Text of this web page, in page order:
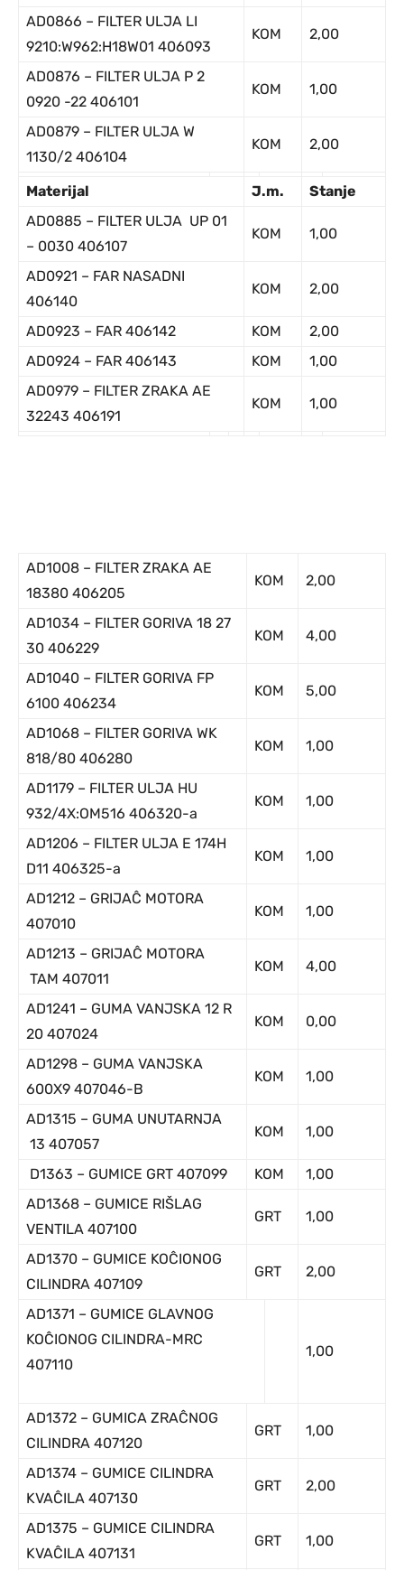
AD0866 – FILTER ULJA LI
9210:W962:H18W01 406093
KOM 2,00
AD0876 – FILTER ULJA P 2
0920 -22 406101
KOM 1,00
AD0879 – FILTER ULJA W
1130/2 406104
KOM 2,00
Materijal J.m.
Stanje
AD0885 – FILTER ULJA UP 01
– 0030 406107
KOM 1,00
AD0921 – FAR NASADNI
406140
KOM 2,00
AD0923 – FAR 406142 KOM
2,00
AD0924 – FAR 406143
KOM
1,00
AD0979 – FILTER ZRAKA AE
32243 406191
KOM 1,00
AD1008 – FILTER ZRAKA AE
18380 406205
KOM 2,00
AD1034 – FILTER GORIVA 18 27
30 406229
KOM 4,00
AD1040 – FILTER GORIVA FP
6100 406234
KOM 5,00
AD1068 – FILTER GORIVA WK
818/80 406280
KOM 1,00
AD1179 – FILTER ULJA HU
932/4X:OM516 406320-a
KOM 1,00
AD1206 – FILTER ULJA E 174H
D11 406325-a
KOM 1,00
AD1212 – GRIJAĈ MOTORA
407010
KOM 1,00
AD1213 – GRIJAĈ MOTORA
TAM 407011
KOM 4,00
AD1241 – GUMA VANJSKA 12 R
20 407024
KOM 0,00
AD1298 – GUMA VANJSKA
600X9 407046-B
KOM 1,00
AD1315 – GUMA UNUTARNJA
13 407057
KOM 1,00
D1363 – GUMICE GRT 407099 KOM
1,00
AD1368 – GUMICE RIŠLAG
VENTILA 407100
GRT 1,00
AD1370 – GUMICE KOĈIONOG
CILINDRA 407109
GRT 2,00
AD1371 – GUMICE GLAVNOG
KOĈIONOG CILINDRA-MRC
407110
1,00
AD1372 – GUMICA ZRAĈNOG
CILINDRA 407120
GRT 1,00
AD1374 – GUMICE CILINDRA
KVAĈILA 407130
GRT 2,00
AD1375 – GUMICE CILINDRA
KVAĈILA 407131
GRT 1,00